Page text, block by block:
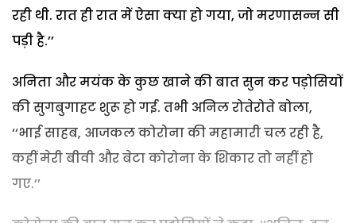
रही थी. रात ही रात में ऐसा क्या हो गया, जो मरणासन्न सी
पड़ी है.’’
अनिता और मयंक के कुछ खाने की बात सुन कर पड़ोसियों
की सुगबुगाहट शुरू हो गई. तभी अनिल रोतेरोते बोला,
‘‘भाई साहब, आजकल कोरोना की महामारी चल रही है,
कहीं मेरी बीवी और बेटा कोरोना के शिकार तो नहीं हो
गए.’’